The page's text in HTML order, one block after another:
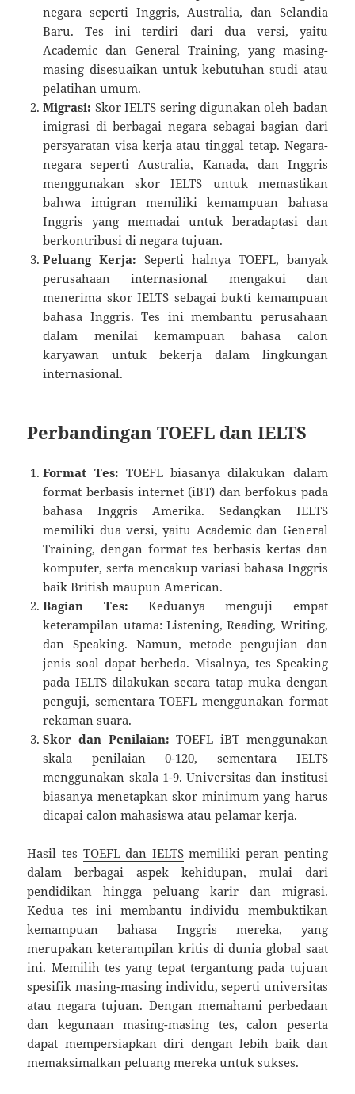
negara seperti Inggris, Australia, dan Selandia
Baru. Tes ini terdiri dari dua versi, yaitu
Academic dan General Training, yang masing-
masing disesuaikan untuk kebutuhan studi atau
pelatihan umum.
Migrasi: Skor IELTS sering digunakan oleh badan
imigrasi di berbagai negara sebagai bagian dari
persyaratan visa kerja atau tinggal tetap. Negara-
negara seperti Australia, Kanada, dan Inggris
menggunakan skor IELTS untuk memastikan
bahwa imigran memiliki kemampuan bahasa
Inggris yang memadai untuk beradaptasi dan
berkontribusi di negara tujuan.
Peluang Kerja: Seperti halnya TOEFL, banyak
perusahaan internasional mengakui dan
menerima skor IELTS sebagai bukti kemampuan
bahasa Inggris. Tes ini membantu perusahaan
dalam menilai kemampuan bahasa calon
karyawan untuk bekerja dalam lingkungan
internasional.
Perbandingan TOEFL dan IELTS
Format Tes: TOEFL biasanya dilakukan dalam
format berbasis internet (iBT) dan berfokus pada
bahasa Inggris Amerika. Sedangkan IELTS
memiliki dua versi, yaitu Academic dan General
Training, dengan format tes berbasis kertas dan
komputer, serta mencakup variasi bahasa Inggris
baik British maupun American.
Bagian Tes: Keduanya menguji empat
keterampilan utama: Listening, Reading, Writing,
dan Speaking. Namun, metode pengujian dan
jenis soal dapat berbeda. Misalnya, tes Speaking
pada IELTS dilakukan secara tatap muka dengan
penguji, sementara TOEFL menggunakan format
rekaman suara.
Skor dan Penilaian: TOEFL iBT menggunakan
skala penilaian 0-120, sementara IELTS
menggunakan skala 1-9. Universitas dan institusi
biasanya menetapkan skor minimum yang harus
dicapai calon mahasiswa atau pelamar kerja.
Hasil tes TOEFL dan IELTSmemiliki peran penting
dalam berbagai aspek kehidupan, mulai dari
pendidikan hingga peluang karir dan migrasi.
Kedua tes ini membantu individu membuktikan
kemampuan bahasa Inggris mereka, yang
merupakan keterampilan kritis di dunia global saat
ini. Memilih tes yang tepat tergantung pada tujuan
spesifik masing-masing individu, seperti universitas
atau negara tujuan. Dengan memahami perbedaan
dan kegunaan masing-masing tes, calon peserta
dapat mempersiapkan diri dengan lebih baik dan
memaksimalkan peluang mereka untuk sukses.